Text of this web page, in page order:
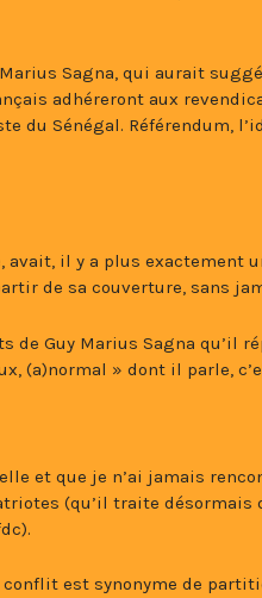
Sagna, qui aurait
adhéreront aux
du Sénégal. Référendum,
avait, il y a plus exactement
de sa couverture, sans
de Guy Marius Sagna qu’il
(a)normal » dont il parle,
et que je n’ai jamais
(qu’il traite désormais
est synonyme de